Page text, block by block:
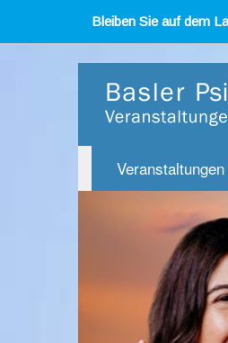
Bleiben Sie auf dem
Veranstaltungen